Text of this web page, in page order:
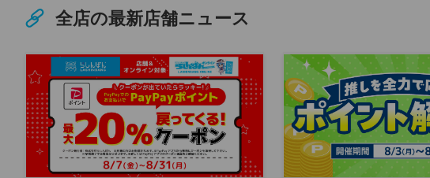
全店の最新店舗ニュース